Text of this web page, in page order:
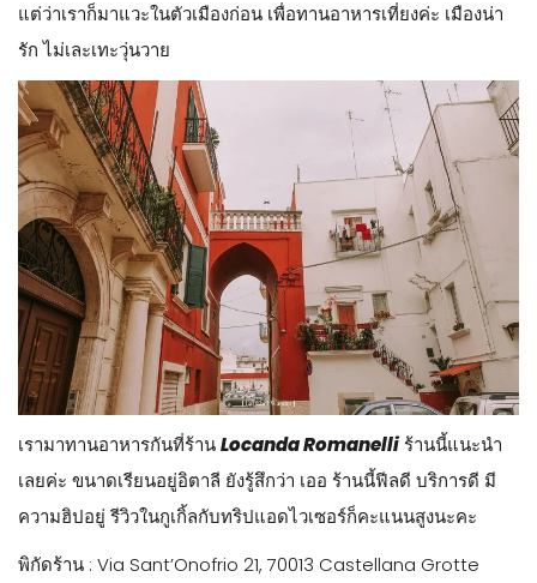
แต่ว่าเราก็มาแวะในตัวเมืองก่อน เพื่อทานอาหารเที่ยงค่ะ เมืองน่า
รัก ไม่เละเทะวุ่นวาย
เรามาทานอาหารกันที่ร้านLocanda Romanelli ร้านนี้แนะนำ
เลยค่ะ ขนาดเรียนอยู่อิตาลี ยังรู้สึกว่า เออ ร้านนี้ฟีลดี บริการดี มี
ความฮิปอยู่ รีวิวในกูเกิ้ลกับทริปแอดไวเซอร์ก็คะแนนสูงนะคะ
พิกัดร้าน : Via Sant’Onofrio 21, 70013 Castellana Grotte